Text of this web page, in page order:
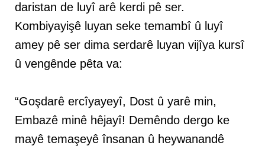
daristan de luyî arê kerdi pê ser.
Kombiyayişê luyan seke temambî û luyî
amey pê ser dima serdarê luyan vijîya kursî
û vengênde pêta va:
“Goşdarê ercîyayeyî, Dost û yarê min,
Embazê minê hêjayî! Demêndo dergo ke
mayê temaşeyê însanan û heywanandê